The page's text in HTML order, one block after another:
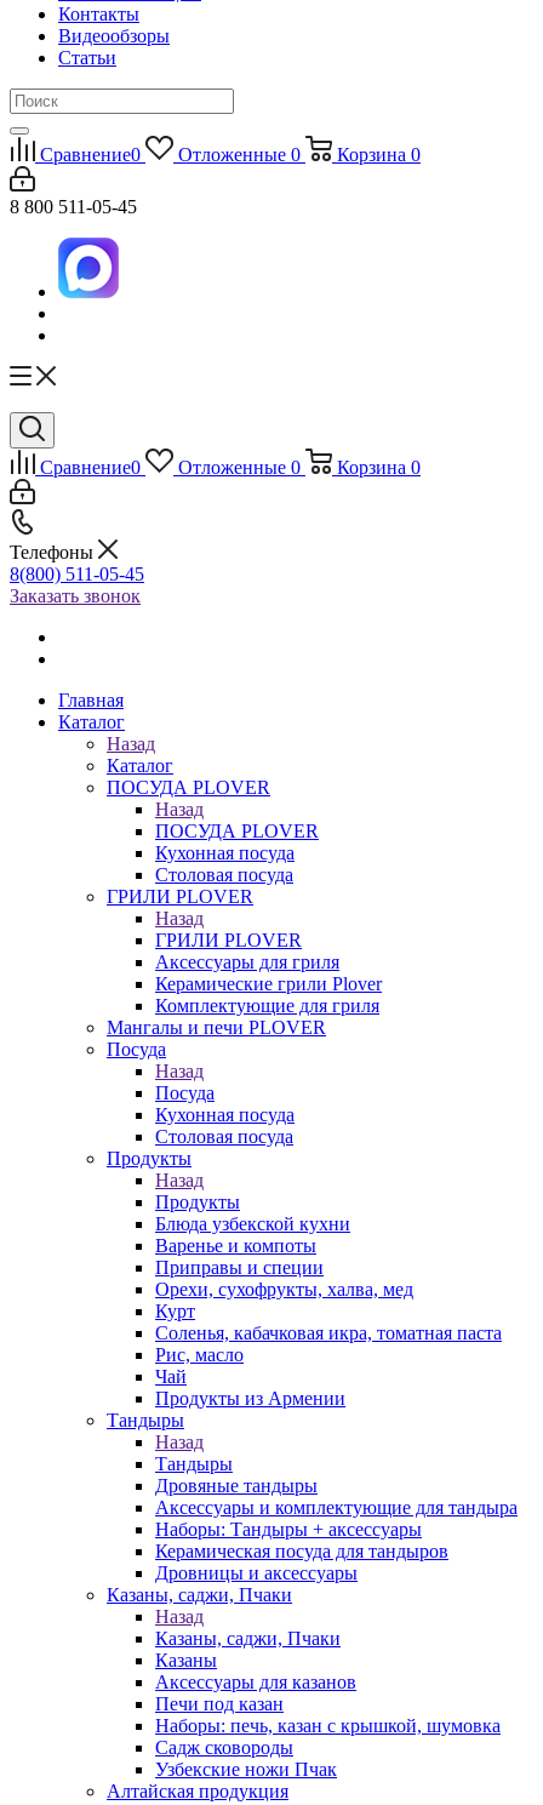
Контакты
Видеообзоры
Статьи
Сравнение0 Отложенные 0 Корзина 0
8 800 511-05-45
Сравнение0 Отложенные 0 Корзина 0
Телефоны
8(800) 511-05-45
Заказать звонок
Главная
Каталог
Назад
Каталог
ПОСУДА PLOVER
Назад
ПОСУДА PLOVER
Кухонная посуда
Столовая посуда
ГРИЛИ PLOVER
Назад
ГРИЛИ PLOVER
Аксессуары для гриля
Керамические грили Plover
Комплектующие для гриля
Мангалы и печи PLOVER
Посуда
Назад
Посуда
Кухонная посуда
Столовая посуда
Продукты
Назад
Продукты
Блюда узбекской кухни
Варенье и компоты
Приправы и специи
Орехи, сухофрукты, халва, мед
Курт
Соленья, кабачковая икра, томатная паста
Рис, масло
Чай
Продукты из Армении
Тандыры
Назад
Тандыры
Дровяные тандыры
Аксессуары и комплектующие для тандыра
Наборы: Тандыры + аксессуары
Керамическая посуда для тандыров
Дровницы и аксессуары
Казаны, саджи, Пчаки
Назад
Казаны, саджи, Пчаки
Казаны
Аксессуары для казанов
Печи под казан
Наборы: печь, казан с крышкой, шумовка
Садж сковороды
Узбекские ножи Пчак
Алтайская продукция